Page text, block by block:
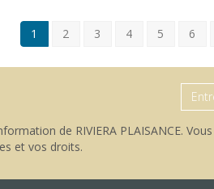
1 2 3 4 5 6
de RIVIERA PLAISANCE.
et vos droits.